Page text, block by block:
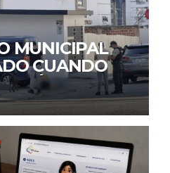
MUNICIPAL
CUANDO
DE